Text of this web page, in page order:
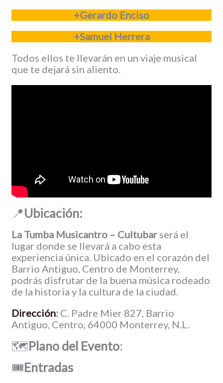
+Gerardo Enciso
+Samuel Herrera
Todos ellos te llevarán en un viaje musical
que te dejará sin aliento.
📍Ubicación:
La Tumba Musicantro – Cultubarserá el
lugar donde se llevará a cabo esta
experiencia única. Ubicado en el corazón del
Barrio Antiguo, Centro de Monterrey,
podrás disfrutar de la buena música rodeado
de la historia y la cultura de la ciudad.
Dirección:C. Padre Mier 827, Barrio
Antiguo, Centro, 64000 Monterrey, N.L.
🗺️Plano del Evento:
🎟️Entradas